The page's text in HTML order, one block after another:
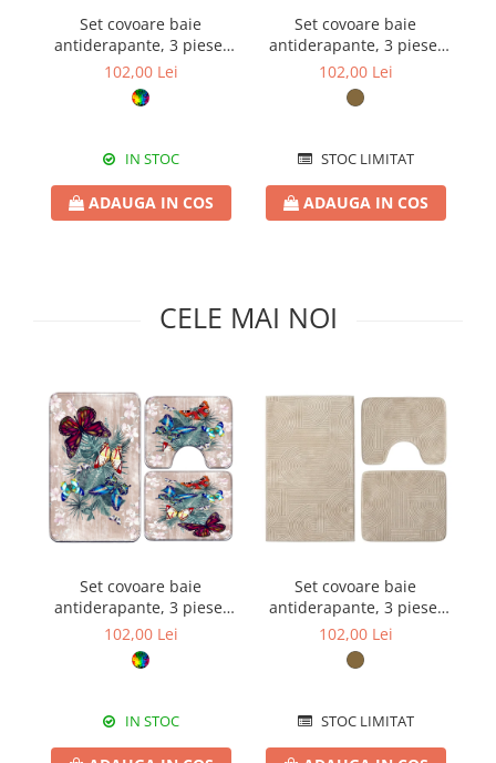
Pilote cu blăniță
Set covoare baie
antiderapante, 3 piese,
model fluturi tropicali
102,00 Lei
IN STOC
ADAUGA IN COS
Set covoare baie
antiderapante, 3 piese,
bej, textură soft cu
acolade
102,00 Lei
STOC LIMITAT
ADAUGA IN COS
CELE MAI NOI
Set covoare baie
antiderapante, 3 piese,
model fluturi tropicali
102,00 Lei
IN STOC
Set covoare baie
antiderapante, 3 piese,
bej, textură soft cu
acolade
102,00 Lei
STOC LIMITAT